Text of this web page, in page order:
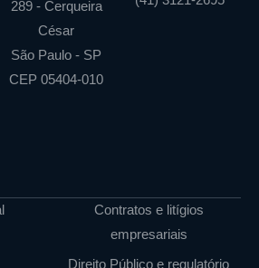
289 - Cerqueira
César
São Paulo - SP
CEP 05404-010
Contratos e litígios
empresariais
Direito Público e regulatório